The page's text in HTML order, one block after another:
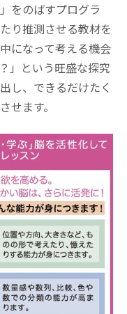
をのばすプログラ
り推測させる教材を
になって考える機会
」という旺盛な探究
し、できるだけたく
せます。